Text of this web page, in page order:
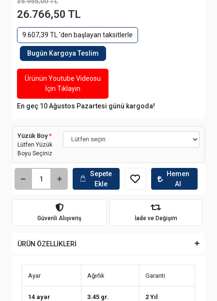
26.766,50 TL
9.607,39 TL 'den başlayan taksitlerle
Bugün Kargoya Teslim
Ürünün Youtube Videosu
İçin Tıklayın
En geç 10 Ağustos Pazartesi günü kargoda!
Yüzük Boy*
Lütfen Yüzük
Boyu Seçiniz
Sepete
Ekle
Hemen
Al
Güvenli Alışveriş İade ve Değişim
ÜRÜN ÖZELLİKLERİ
Ayar Ağırlık Garanti
14 ayar 3.45 gr. 2 Yıl